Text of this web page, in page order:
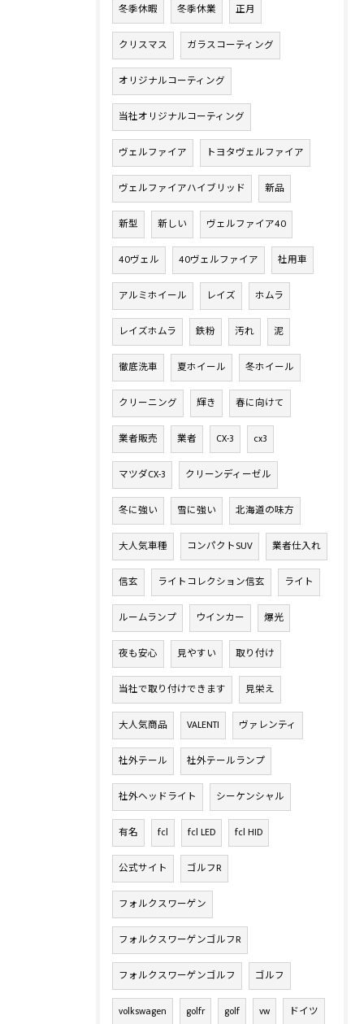
冬季休暇 冬季休業 正月
クリスマス ガラスコーティング
オリジナルコーティング
当社オリジナルコーティング
ヴェルファイア トヨタヴェルファイア
ヴェルファイアハイブリッド 新品
新型 新しい ヴェルファイア40
40ヴェル 40ヴェルファイア 社用車
アルミホイール レイズ ホムラ
レイズホムラ 鉄粉 汚れ 泥
徹底洗車 夏ホイール 冬ホイール
クリーニング 輝き 春に向けて
業者販売 業者 CX-3 cx3
マツダCX-3 クリーンディーゼル
冬に強い 雪に強い 北海道の味方
大人気車種 コンパクトSUV 業者仕入れ
信玄 ライトコレクション信玄 ライト
ルームランプ ウインカー 爆光
夜も安心 見やすい 取り付け
当社で取り付けできます 見栄え
大人気商品 VALENTI ヴァレンティ
社外テール 社外テールランプ
社外ヘッドライト シーケンシャル
有名 fcl fcl LED fcl HID
公式サイト ゴルフR
フォルクスワーゲン
フォルクスワーゲンゴルフR
フォルクスワーゲンゴルフ ゴルフ
volkswagen golfr golf vw ドイツ